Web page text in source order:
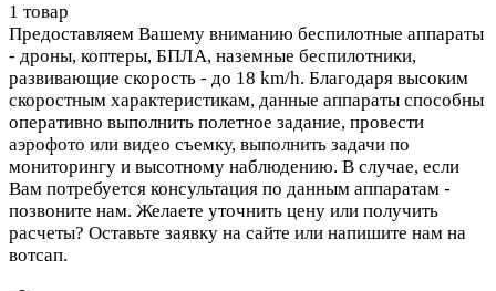
1 товар
Предоставляем Вашему вниманию беспилотные аппараты
- дроны, коптеры, БПЛА, наземные беспилотники,
развивающие скорость - до 18 km/h. Благодаря высоким
скоростным характеристикам, данные аппараты способны
оперативно выполнить полетное задание, провести
аэрофото или видео съемку, выполнить задачи по
мониторингу и высотному наблюдению. В случае, если
Вам потребуется консультация по данным аппаратам -
позвоните нам. Желаете уточнить цену или получить
расчеты? Оставьте заявку на сайте или напишите нам на
вотсап.